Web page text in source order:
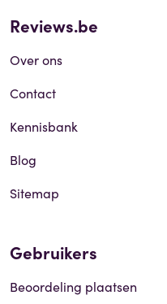
Reviews.be
Over ons
Contact
Kennisbank
Blog
Sitemap
Gebruikers
Beoordeling plaatsen